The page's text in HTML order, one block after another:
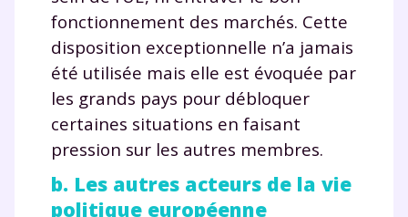
fonctionnement des marchés. Cette
disposition exceptionnelle n’a jamais
été utilisée mais elle est évoquée par
les grands pays pour débloquer
certaines situations en faisant
pression sur les autres membres.
b. Les autres acteurs de la vie
politique européenne
année scolaire ?
Testez gratuitement
pendant 24h notre
plateforme de soutien